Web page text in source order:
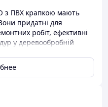
з ПВХ крапкою мають
придатні для
робіт, ефективні
у деревообробній
руки під час
городніх робіт.